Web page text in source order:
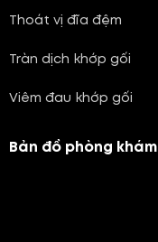
Thoát vị đĩa đệm
Tràn dịch khớp gối
Viêm đau khớp gối
Bản đồ phòng khám